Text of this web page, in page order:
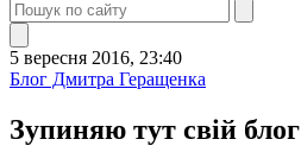
5 вересня 2016, 23:40
Блог Дмитра Геращенка
Зупиняю тут свій блог